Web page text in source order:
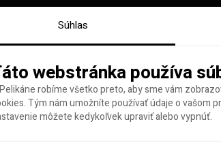
letenky tohto
Súhlas
webstránka používa
robíme všetko preto, aby sme vám
Tým nám umožníte používať údaje o vašom
môžete kedykoľvek upraviť alebo vypnúť.